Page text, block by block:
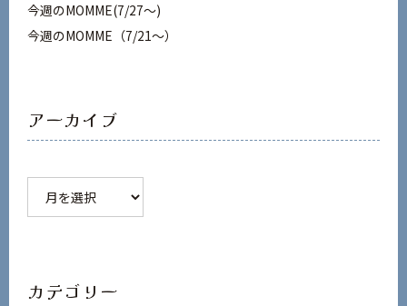
今週のMOMME(7/27〜)
今週のMOMME（7/21～）
アーカイブ
カテゴリー